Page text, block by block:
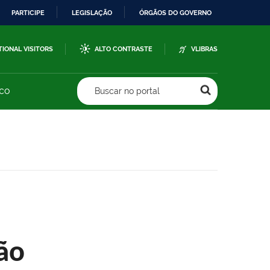
PARTICIPE LEGISLAÇÃO ÓRGÃOS DO GOVERNO
VISITORS ALTO CONTRASTE VLIBRAS
Buscar no portal